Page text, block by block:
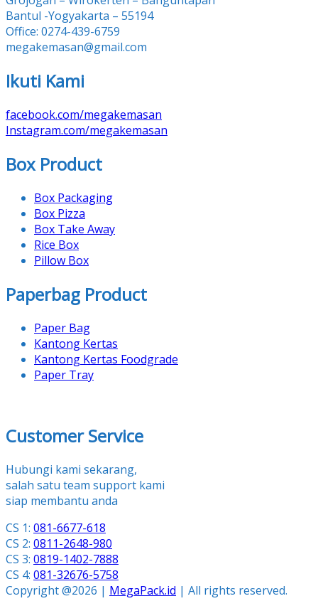
Bantul -Yogyakarta – 55194
Office: 0274-439-6759
megakemasan@gmail.com
Ikuti Kami
facebook.com/megakemasan
Instagram.com/megakemasan
Box Product
Box Packaging
Box Pizza
Box Take Away
Rice Box
Pillow Box
Paperbag Product
Paper Bag
Kantong Kertas
Kantong Kertas Foodgrade
Paper Tray
Customer Service
Hubungi kami sekarang,
salah satu team support kami
siap membantu anda
CS 1: 081-6677-618
CS 2: 0811-2648-980
CS 3: 0819-1402-7888
CS 4: 081-32676-5758
Copyright @2026 | MegaPack.id | All rights reserved.